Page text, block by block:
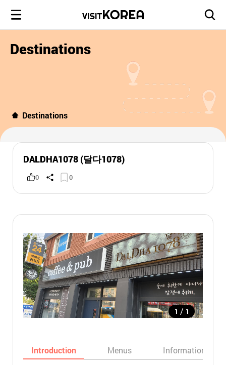
Destinations
Destinations
DALDHA1078 (달다1078)
0 0
1 / 1
Introduction Menus Informations